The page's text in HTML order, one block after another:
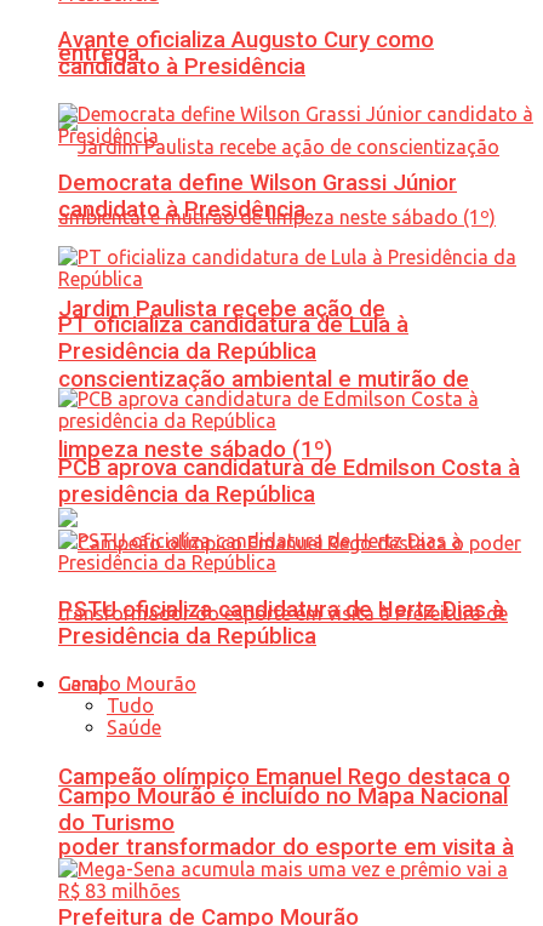
entrega
Jardim Paulista recebe ação de
conscientização ambiental e mutirão de
limpeza neste sábado (1º)
Campeão olímpico Emanuel Rego destaca o
poder transformador do esporte em visita à
Prefeitura de Campo Mourão
Avante oficializa Augusto Cury como
candidato à Presidência
Democrata define Wilson Grassi Júnior
candidato à Presidência
PT oficializa candidatura de Lula à
Presidência da República
PCB aprova candidatura de Edmilson Costa à
presidência da República
PSTU oficializa candidatura de Hertz Dias à
Presidência da República
Geral
Tudo
Saúde
Campo Mourão é incluído no Mapa Nacional
do Turismo